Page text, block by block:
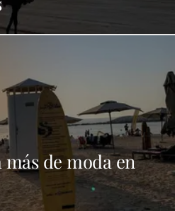
de moda en